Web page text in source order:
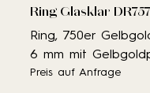
Ring Glasklar DR757
Ring, 750er
6 mm mit
Preis auf Anfrage